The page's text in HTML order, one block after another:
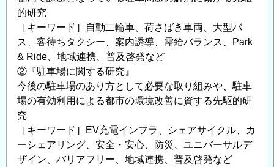
備
－
な
た
の
足
元
は
大
丈
的研究
［キーワード］自動二輪車、荷さばき車両、大型バ
ス、客待ちタクシー、案内誘導、需給バランス、Park
& Ride、地域連携、普及啓発など
②『駐車場に関する研究』
今後の駐車場のあり方として必要な取り組みや、駐車
場の有効利用による都市の環境改善に資する先駆的研
究
［キーワード］EV充電インフラ、シェアサイクル、カ
ーシェアリング、安全・安心、防災、ユニバーサルデ
ザイン、バリアフリー、地域連携、普及啓発など